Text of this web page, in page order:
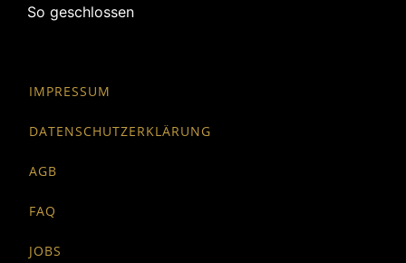
So geschlossen
IMPRESSUM
DATENSCHUTZERKLÄRUNG
AGB
FAQ
JOBS